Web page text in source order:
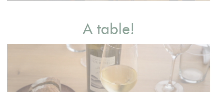
A table!